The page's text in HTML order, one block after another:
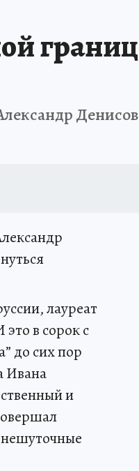
лауреат
в сорок с
до сих пор
Ивана
и
нешуточные